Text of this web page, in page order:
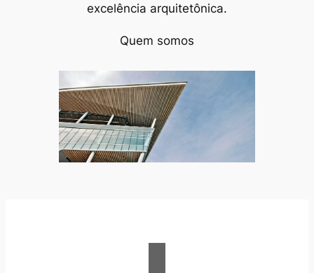
excelência arquitetônica.
Quem somos